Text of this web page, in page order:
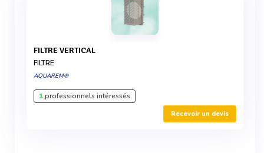
FILTRE VERTICAL
FILTRE
AQUAREM®
1professionnels intéressés
Recevoir un devis